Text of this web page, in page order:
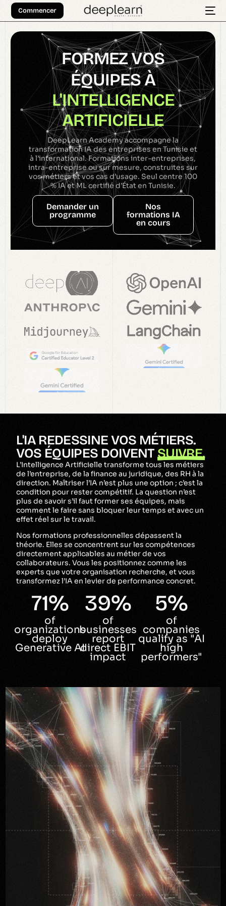
Commencer
FORMEZVOS
ÉQUIPESÀ
L'INTELLIGENCE
ARTIFICIELLE
DeepLearn Academy accompagne la
transformation IA des entreprises en Tunisie et
à l’international. Formations inter-entreprises,
intra-entreprise ou sur mesure, construites sur
vos métiers et vos cas d’usage. Seul centre 100
% IA et ML certifié d’État en Tunisie.
Demander un
programme
Nos
formations IA
en cours
L'IA REDESSINEVOS MÉTIERS.
VOS ÉQUIPES DOIVENTSUIVRE.
L’Intelligence Artificielle transforme tous les métiers
de l’entreprise, de la finance au juridique, des RH à la
direction. Maîtriser l’IA n’est plus une option ; c’est la
condition pour rester compétitif. La question n’est
plus de savoir s’il faut former ses équipes, mais
comment le faire sans bloquer leur temps et avec un
effet réel sur le travail.
Nos formations professionnelles dépassent la
théorie. Elles se concentrent sur les compétences
directement applicables au métier de vos
collaborateurs. Vous les positionnez comme les
experts que votre organisation recherche, et vous
transformez l’IA en levier de performance concret.
71%
of
organizations
deploy
Generative AI
39%
of
businesses
report
direct EBIT
impact
5%
of
companies
qualify as "AI
high
performers"